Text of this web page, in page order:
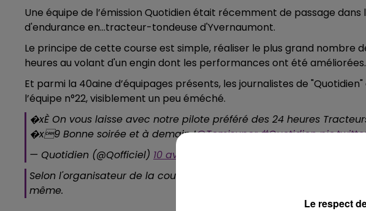
10h00 - 14h00
LE TICKET DE CAISSE LA
Une équipe de l’émission Quotidien était récemment de passage
d'endurance en...tracteur-tondeuse d'Yvernaumont.
Le principe de cette course est simple, réaliser le plus grand nombre
heures au volant d'un engin dont les performances ont été améliorées.
Et parmi la 40aine d’équipages présents, les journalistes de
l’équipe n°22, visiblement un peu éméché.
�xÈ On vous laisse avec notre pilote préféré des 24 heures
�x9 Bonne soirée et à demain !@Tomisuper #Quotidien
— Quotidien (@Qofficiel) 10 avril 2018
Selon l'organisateur de la course, interrogé par nos confrères de
même.
Le respect